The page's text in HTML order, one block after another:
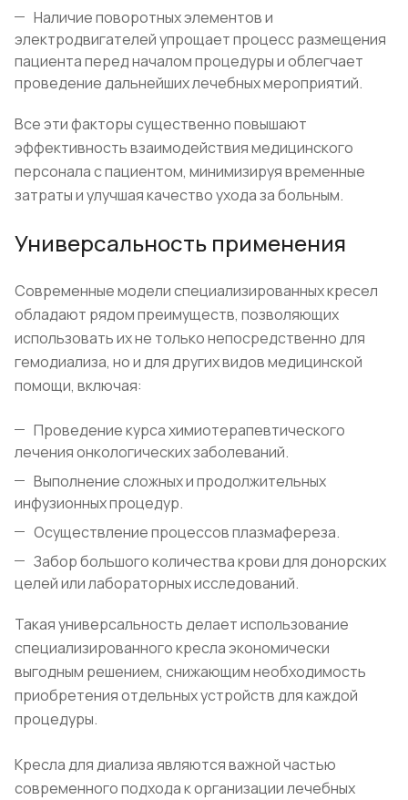
Наличие поворотных элементов и
электродвигателей упрощает процесс размещения
пациента перед началом процедуры и облегчает
проведение дальнейших лечебных мероприятий.
Все эти факторы существенно повышают
эффективность взаимодействия медицинского
персонала с пациентом, минимизируя временные
затраты и улучшая качество ухода за больным.
Универсальность применения
Современные модели специализированных кресел
обладают рядом преимуществ, позволяющих
использовать их не только непосредственно для
гемодиализа, но и для других видов медицинской
помощи, включая:
Проведение курса химиотерапевтического
лечения онкологических заболеваний.
Выполнение сложных и продолжительных
инфузионных процедур.
Осуществление процессов плазмафереза.
Забор большого количества крови для донорских
целей или лабораторных исследований.
Такая универсальность делает использование
специализированного кресла экономически
выгодным решением, снижающим необходимость
приобретения отдельных устройств для каждой
процедуры.
Кресла для диализа являются важной частью
современного подхода к организации лечебных